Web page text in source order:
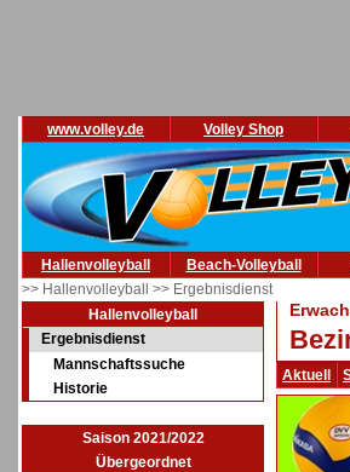
www.volley.de Volley Shop
Hallenvolleyball Beach-Volleyball
>> Hallenvolleyball >> Ergebnisdienst
Hallenvolleyball
Ergebnisdienst
Mannschaftssuche
Historie
Saison 2021/2022
Übergeordnet
Aktuell